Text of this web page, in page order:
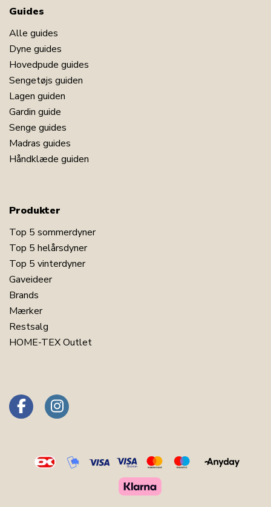
Guides
Alle guides
Dyne guides
Hovedpude guides
Sengetøjs guiden
Lagen guiden
Gardin guide
Senge guides
Madras guides
Håndklæde guiden
Produkter
Top 5 sommerdyner
Top 5 helårsdyner
Top 5 vinterdyner
Gaveideer
Brands
Mærker
Restsalg
HOME-TEX Outlet